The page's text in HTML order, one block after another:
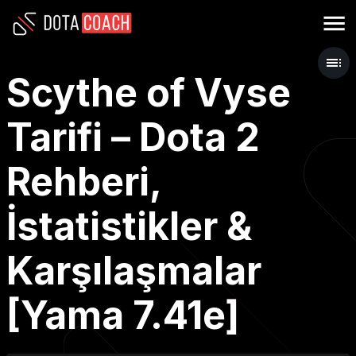
Scythe of Vyse
Tarifi – Dota 2
Rehberi,
İstatistikler &
Karşılaşmalar
[Yama 7.41e]